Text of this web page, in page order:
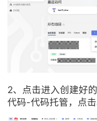
2、点击进入创建好
代码-代码托管，点